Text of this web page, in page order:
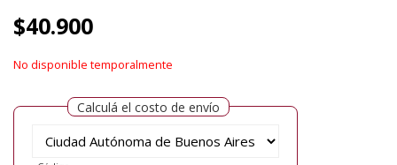
$40.900
No disponible temporalmente
Calculá el costo de envío